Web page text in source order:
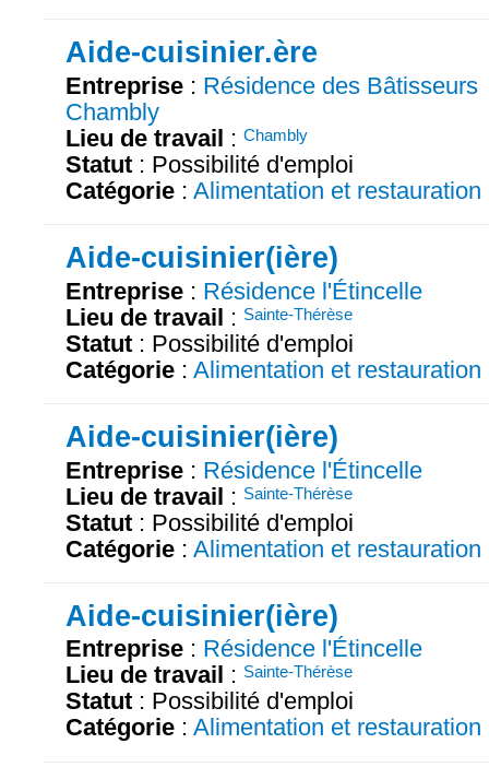
Aide-cuisinier.ère
Entreprise : Résidence des Bâtisseurs
Chambly
Lieu de travail : Chambly
Statut : Possibilité d'emploi
Catégorie : Alimentation et restauration
Aide-cuisinier(ière)
Entreprise : Résidence l'Étincelle
Lieu de travail : Sainte-Thérèse
Statut : Possibilité d'emploi
Catégorie : Alimentation et restauration
Aide-cuisinier(ière)
Entreprise : Résidence l'Étincelle
Lieu de travail : Sainte-Thérèse
Statut : Possibilité d'emploi
Catégorie : Alimentation et restauration
Aide-cuisinier(ière)
Entreprise : Résidence l'Étincelle
Lieu de travail : Sainte-Thérèse
Statut : Possibilité d'emploi
Catégorie : Alimentation et restauration